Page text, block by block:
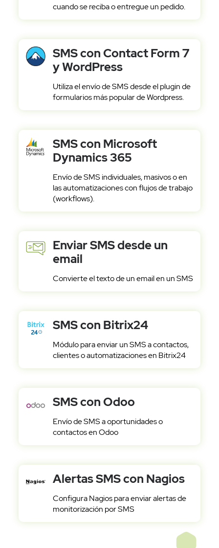
cuando se reciba o entregue un pedido.
SMS con Contact Form 7
y WordPress
Utiliza el envío de SMS desde el plugin de
formularios más popular de Wordpress.
SMS con Microsoft
Dynamics 365
Envío de SMS individuales, masivos o en
las automatizaciones con flujos de trabajo
(workflows).
Enviar SMS desde un
email
Convierte el texto de un email en un SMS
SMS con Bitrix24
Módulo para enviar un SMS a contactos,
clientes o automatizaciones en Bitrix24
SMS con Odoo
Envío de SMS a oportunidades o
contactos en Odoo
Alertas SMS con Nagios
Configura Nagios para enviar alertas de
monitorización por SMS